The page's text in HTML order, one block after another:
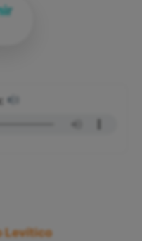
Levítico